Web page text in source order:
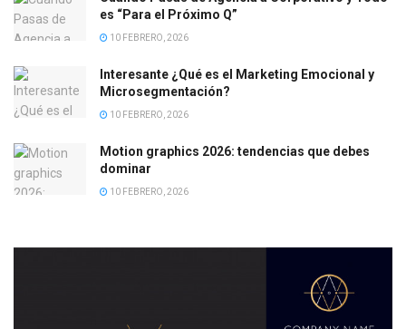
es “Para el Próximo Q”
10 FEBRERO, 2026
Interesante ¿Qué es el Marketing Emocional y
Microsegmentación?
10 FEBRERO, 2026
Motion graphics 2026: tendencias que debes
dominar
10 FEBRERO, 2026